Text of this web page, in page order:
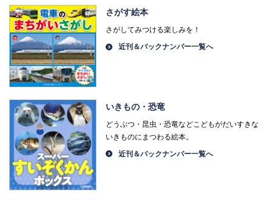
さがす絵本
さがしてみつける楽しみを！
近刊＆バックナンバー一覧へ
いきもの・恐竜
どうぶつ・昆虫・恐竜などこどもがだいすきな
いきものにまつわる絵本。
近刊＆バックナンバー一覧へ